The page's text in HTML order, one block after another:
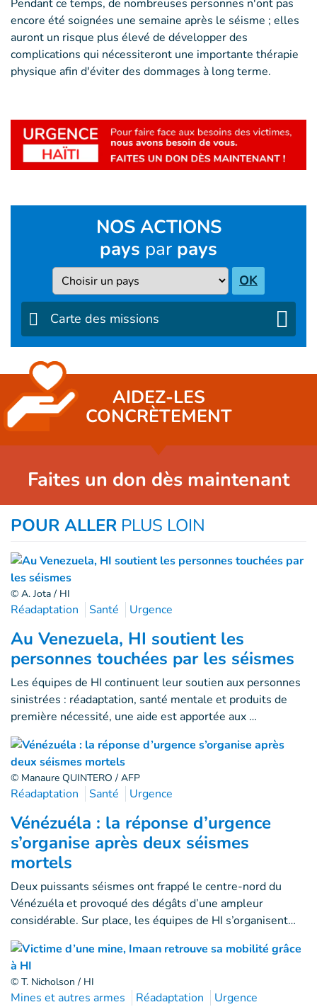
Pendant ce temps, de nombreuses personnes n'ont pas
encore été soignées une semaine après le séisme ; elles
auront un risque plus élevé de développer des
complications qui nécessiteront une importante thérapie
physique afin d'éviter des dommages à long terme.
NOS ACTIONS
pays par pays
Pays OK
Carte des missions
AIDEZ-LES
CONCRÈTEMENT
Faites un don dès maintenant
POUR ALLER PLUS LOIN
© A. Jota / HI
Réadaptation Santé Urgence
Au Venezuela, HI soutient les
personnes touchées par les séismes
Les équipes de HI continuent leur soutien aux personnes
sinistrées : réadaptation, santé mentale et produits de
première nécessité, une aide est apportée aux …
© Manaure QUINTERO / AFP
Réadaptation Santé Urgence
Vénézuéla : la réponse d’urgence
s’organise après deux séismes
mortels
Deux puissants séismes ont frappé le centre-nord du
Vénézuéla et provoqué des dégâts d’une ampleur
considérable. Sur place, les équipes de HI s’organisent…
© T. Nicholson / HI
Mines et autres armes Réadaptation Urgence